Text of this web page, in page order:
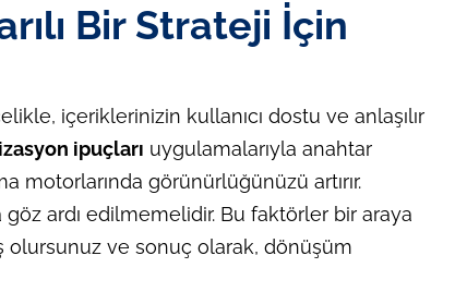
Bir Strateji İçin
içeriklerinizin kullanıcı dostu ve anlaşılır
ipuçları uygulamalarıyla anahtar
motorlarında görünürlüğünüzü artırır.
ardı edilmemelidir. Bu faktörler bir araya
olursunuz ve sonuç olarak, dönüşüm